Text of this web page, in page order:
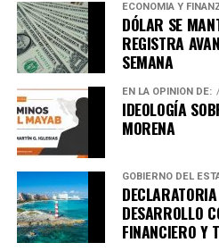
Recibe las
ECONOMÍA Y
DÓLAR SE
REGISTRA
SEMANA
EN LA OPINIÓN DE:
IDEOLOGÍA
MORENA
GOBIERNO DEL
DESARROLLO
FINANCIERO Y